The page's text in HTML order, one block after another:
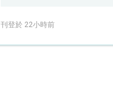
刊登於 22小時前